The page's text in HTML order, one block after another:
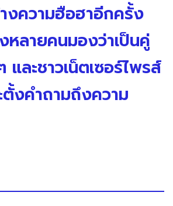
ความฮือฮาอีกครั้ง
ลายคนมองว่าเป็นคู่
ะชาวเน็ตเซอร์ไพรส์
งคำถามถึงความ